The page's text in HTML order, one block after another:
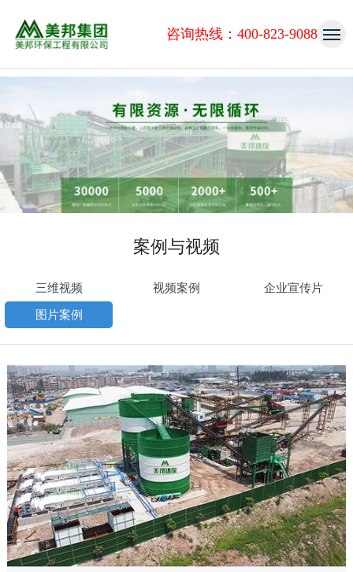
咨询热线：400-823-9088
案例与视频
三维视频 视频案例 企业宣传片
图片案例